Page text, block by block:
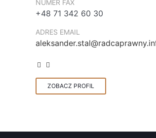
NUMER FAX
+48 71 342 60 30
ADRES EMAIL
ZOBACZ PROFIL